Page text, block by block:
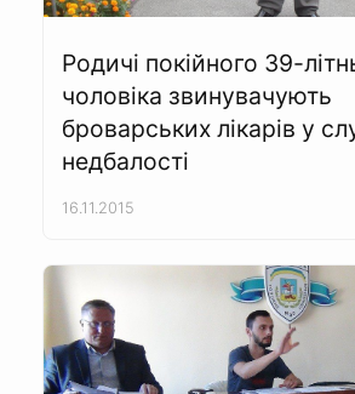
Родичі покійного 39-
чоловіка звинувачують
броварських лікарів у
недбалості
16.11.2015